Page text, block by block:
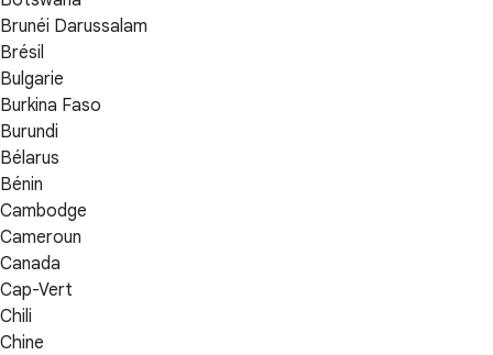
Brunéi Darussalam
Brésil
Bulgarie
Burkina Faso
Burundi
Bélarus
Bénin
Cambodge
Cameroun
Canada
Cap-Vert
Chili
Chine